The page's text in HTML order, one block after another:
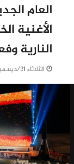
العام
الأغنية
النارية
الثلاثاء 31/ديسمبر/2024 - 11:33 ص